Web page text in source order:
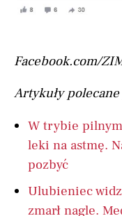
Facebook.com/
Artykuły
W trybie
leki na astmę.
pozbyć
Ulubieniec
zmarł nagle.